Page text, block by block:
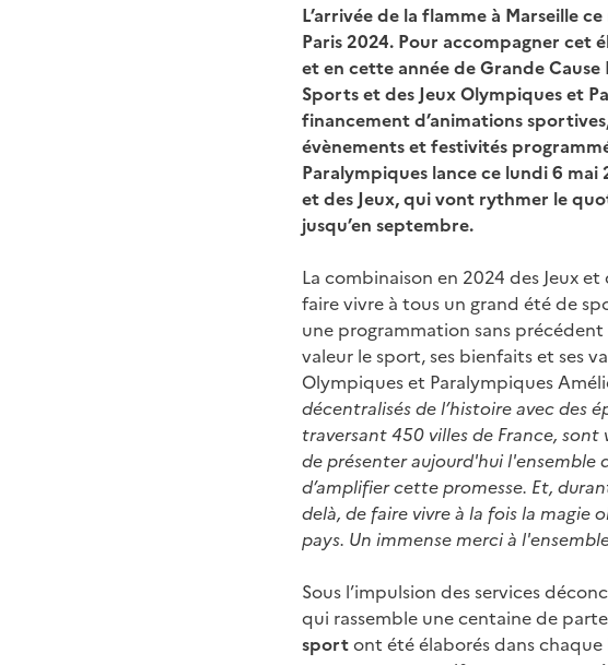
L’arrivée de la flamme à Marseille
Paris 2024. Pour accompagner cet
et en cette année de Grande
Sports et des Jeux Olympiques et
financement d’animations
évènements et festivités
Paralympiques lance ce lundi 6
et des Jeux, qui vont rythmer le
jusqu’en septembre.
La combinaison en 2024 des Jeux
faire vivre à tous un grand été de
une programmation sans
valeur le sport, ses bienfaits et ses
Olympiques et Paralympiques
décentralisés de l’histoire avec des
traversant 450 villes de France, sont
de présenter aujourd'hui
d’amplifier cette promesse. Et,
delà, de faire vivre à la fois la
pays. Un immense merci à
Sous l’impulsion des services
qui rassemble une centaine de
sportont été élaborés dans